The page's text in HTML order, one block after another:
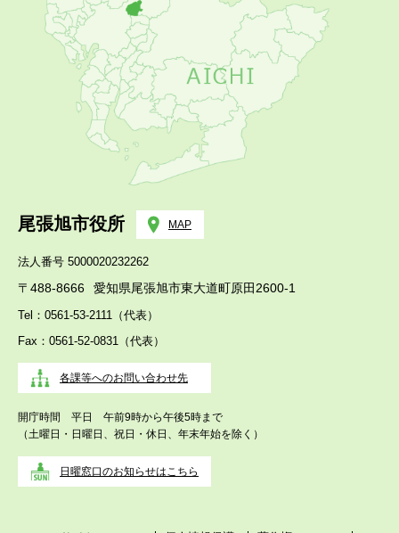
尾張旭市役所 MAP
法人番号 5000020232262
〒488-8666 愛知県尾張旭市東大道町原田2600-1
Tel：0561-53-2111（代表）
Fax：0561-52-0831（代表）
各課等へのお問い合わせ先
開庁時間 平日 午前9時から午後5時まで
（土曜日・日曜日、祝日・休日、年末年始を除く）
日曜窓口のお知らせはこちら